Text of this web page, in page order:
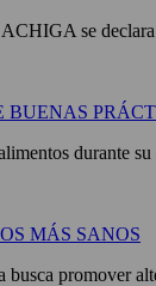
se
BUENAS
durante
MÁS SANOS
promover